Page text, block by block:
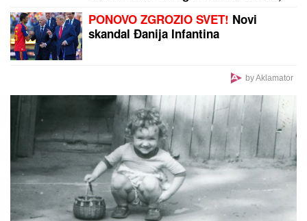
DRAMA U OVČARSKO-KABLARSKOJ KLISURI
Kolima sleteo sa puta direktno u jezero, u toku
izvlačenje vozila (FOTO)
"Varao me je, ali me nikada nije
ponižavao": Folkeru žena oprostila
što je bio intiman sa drugim ženama,
ovako priča o svemu
Saša Ilić se hvata za glavu! Veliki
problem za Partizan